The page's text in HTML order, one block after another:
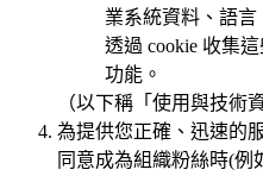
業系統資料、語
透過 cookie 收集
功能。
（以下稱「使用與技術
為提供您正確、迅速的
同意成為組織粉絲時(例